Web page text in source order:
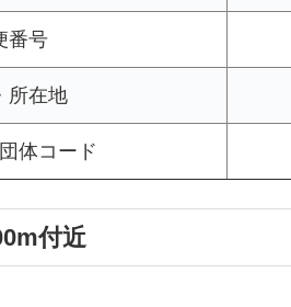
番号
所在地
体コード
付近